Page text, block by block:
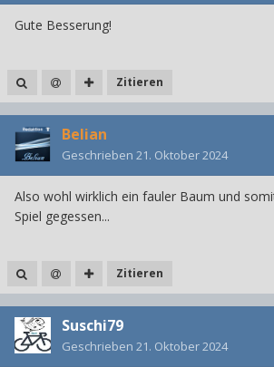
Gute Besserung!
Zitieren
Belian
Geschrieben 21. Oktober 2024
Also wohl wirklich ein fauler Baum und
Spiel gegessen...
Zitieren
Suschi79
Geschrieben 21. Oktober 2024